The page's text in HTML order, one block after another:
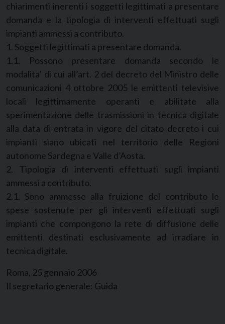
chiarimenti inerenti i soggetti legittimati a presentare
domanda e la tipologia di interventi effettuati sugli
impianti ammessi a contributo.
1. Soggetti legittimati a presentare domanda.
1.1. Possono presentare domanda secondo le
modalita’ di cui all’art. 2 del decreto del Ministro delle
comunicazioni 4 ottobre 2005 le emittenti televisive
locali legittimamente operanti e abilitate alla
sperimentazione delle trasmissioni in tecnica digitale
alla data di entrata in vigore del citato decreto i cui
impianti siano ubicati nel territorio delle Regioni
autonome Sardegna e Valle d’Aosta.
2. Tipologia di interventi effettuati sugli impianti
ammessi a contributo.
2.1. Sono ammesse alla fruizione del contributo le
spese sostenute per gli interventi effettuati sugli
impianti che compongono la rete di diffusione delle
emittenti destinati esclusivamente ad irradiare in
tecnica digitale.
Roma, 25 gennaio 2006
Il segretario generale: Guida